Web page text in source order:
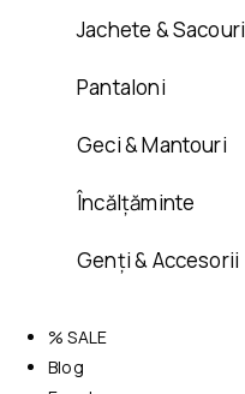
Jachete & Sacouri
Pantaloni
Geci & Mantouri
Încălțăminte
Genți & Accesorii
% SALE
Blog